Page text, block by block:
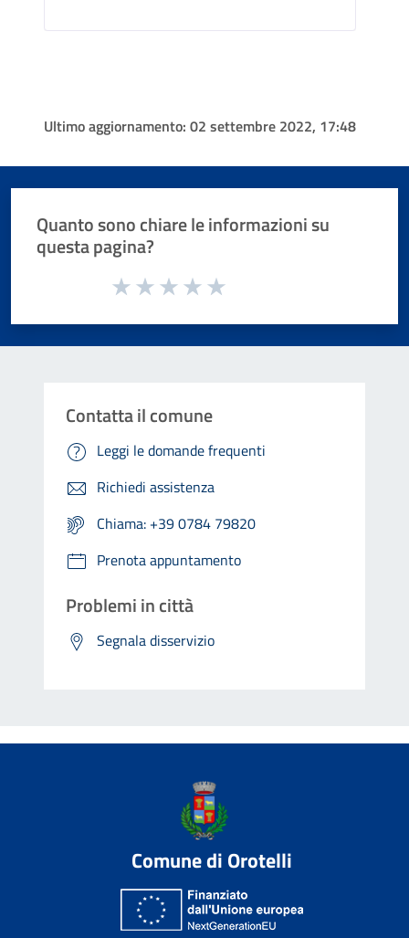
Ultimo aggiornamento: 02 settembre 2022, 17:48
Quanto sono chiare le informazioni su
questa pagina?
Valuta da 1 a 5 stelle la pagina
Contatta il comune
Leggi le domande frequenti
Richiedi assistenza
Chiama: +39 0784 79820
Prenota appuntamento
Problemi in città
Segnala disservizio
Comune di Orotelli